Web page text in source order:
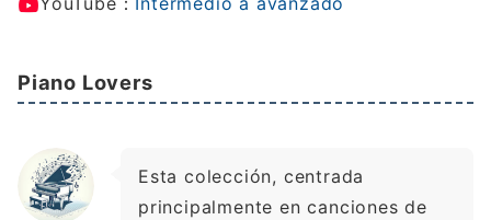
Piano Lovers
Esta colección, centrada
principalmente en canciones de